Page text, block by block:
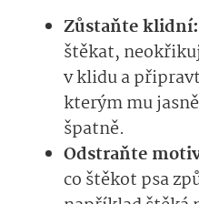
Zůstaňte klidní:
štěkat,
v klidu a
kterým mu
špatně.
Odstraňte
co štěkot psa